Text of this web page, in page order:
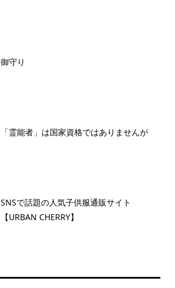
御守り
「霊能者」は国家資格ではありませんが
SNSで話題の人気子供服通販サイト
【URBAN CHERRY】